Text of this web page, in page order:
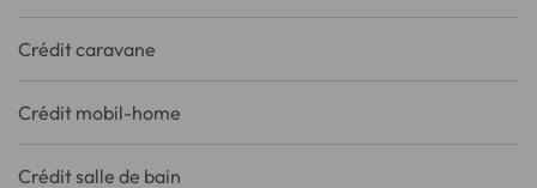
Crédit caravane
Crédit mobil-home
Crédit salle de bain